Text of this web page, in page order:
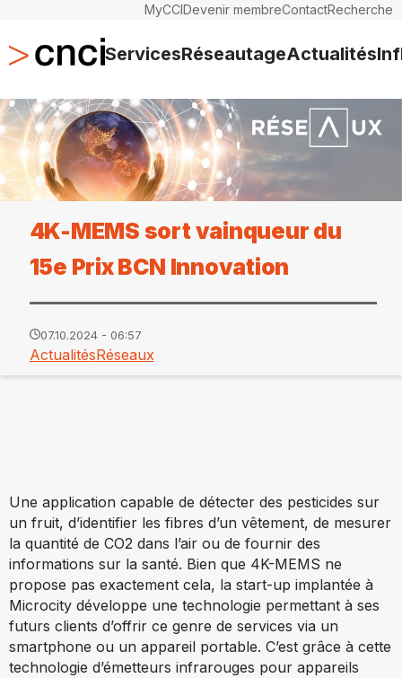
MyCCIDevenir membreContactRecherche
ServicesRéseautageActualités
4K-MEMS sort vainqueur du
15e Prix BCN Innovation
07.10.2024 - 06:57
ActualitésRéseaux
Une application capable de détecter des pesticides sur
un fruit, d’identifier les fibres d’un vêtement, de mesurer
la quantité de CO2 dans l’air ou de fournir des
informations sur la santé. Bien que 4K-MEMS ne
propose pas exactement cela, la start-up implantée à
Microcity développe une technologie permettant à ses
futurs clients d’offrir ce genre de services via un
smartphone ou un appareil portable. C’est grâce à cette
technologie d’émetteurs infrarouges pour appareils